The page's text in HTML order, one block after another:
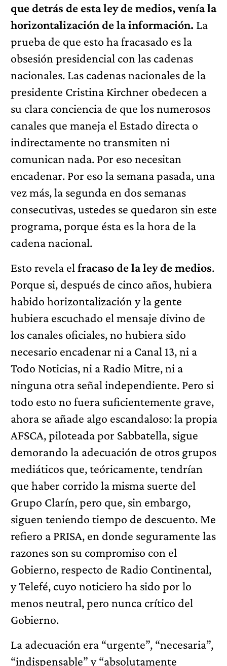
que detrás de esta ley de medios, venía la
horizontalización de la información. La
prueba de que esto ha fracasado es la
obsesión presidencial con las cadenas
nacionales. Las cadenas nacionales de la
presidente Cristina Kirchner obedecen a
su clara conciencia de que los numerosos
canales que maneja el Estado directa o
indirectamente no transmiten ni
comunican nada. Por eso necesitan
encadenar. Por eso la semana pasada, una
vez más, la segunda en dos semanas
consecutivas, ustedes se quedaron sin este
programa, porque ésta es la hora de la
cadena nacional.
Esto revela el fracaso de la ley de medios.
Porque si, después de cinco años, hubiera
habido horizontalización y la gente
hubiera escuchado el mensaje divino de
los canales oficiales, no hubiera sido
necesario encadenar ni a Canal 13, ni a
Todo Noticias, ni a Radio Mitre, ni a
ninguna otra señal independiente. Pero si
todo esto no fuera suficientemente grave,
ahora se añade algo escandaloso: la propia
AFSCA, piloteada por Sabbatella, sigue
demorando la adecuación de otros grupos
mediáticos que, teóricamente, tendrían
que haber corrido la misma suerte del
Grupo Clarín, pero que, sin embargo,
siguen teniendo tiempo de descuento. Me
refiero a PRISA, en donde seguramente las
razones son su compromiso con el
Gobierno, respecto de Radio Continental,
y Telefé, cuyo noticiero ha sido por lo
menos neutral, pero nunca crítico del
Gobierno.
La adecuación era “urgente”, “necesaria”,
“indispensable” y “absolutamente